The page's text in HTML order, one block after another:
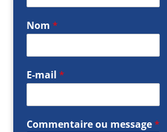
Nom *
E-mail *
Commentaire ou message*